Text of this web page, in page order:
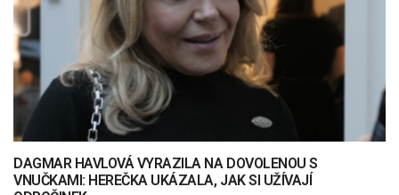
DAGMAR HAVLOVÁ VYRAZILA NA DOVOLENOU S
VNUČKAMI: HEREČKA UKÁZALA, JAK SI UŽÍVAJÍ